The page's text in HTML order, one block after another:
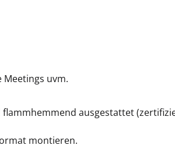
uvm.
flammhemmend ausgestattet
montieren.